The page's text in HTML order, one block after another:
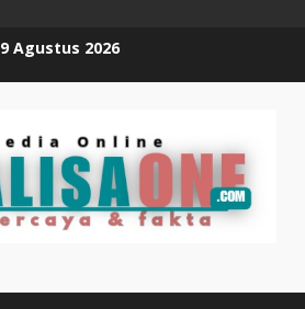
9 Agustus 2026